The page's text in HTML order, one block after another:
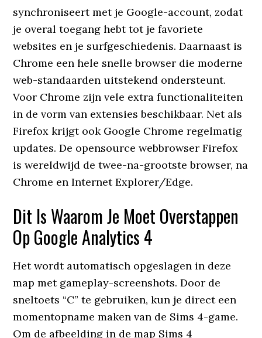
synchroniseert met je Google-account, zodat
je overal toegang hebt tot je favoriete
websites en je surfgeschiedenis. Daarnaast is
Chrome een hele snelle browser die moderne
web-standaarden uitstekend ondersteunt.
Voor Chrome zijn vele extra functionaliteiten
in de vorm van extensies beschikbaar. Net als
Firefox krijgt ook Google Chrome regelmatig
updates. De opensource webbrowser Firefox
is wereldwijd de twee-na-grootste browser, na
Chrome en Internet Explorer/Edge.
Dit Is Waarom Je Moet Overstappen
Op Google Analytics 4
Het wordt automatisch opgeslagen in deze
map met gameplay-screenshots. Door de
sneltoets “C” te gebruiken, kun je direct een
momentopname maken van de Sims 4-game.
Om de afbeelding in de map Sims 4